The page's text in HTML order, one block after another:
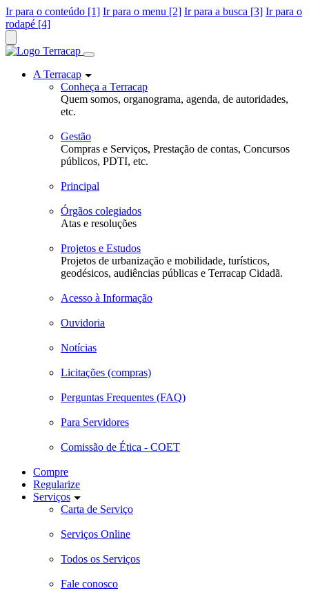
Ir para o conteúdo [1] Ir para o menu [2] Ir para a busca [3] Ir para o
rodapé [4]
A Terracap
Conheça a Terracap
Quem somos, organograma, agenda, de autoridades,
etc.
Gestão
Compras e Serviços, Prestação de contas, Concursos
públicos, PDTI, etc.
Principal
Órgãos colegiados
Atas e resoluções
Projetos e Estudos
Projetos de urbanização e mobilidade, turísticos,
geodésicos, audiências públicas e Terracap Cidadã.
Acesso à Informação
Ouvidoria
Notícias
Licitações (compras)
Perguntas Frequentes (FAQ)
Para Servidores
Comissão de Ética - COET
Compre
Regularize
Serviços
Carta de Serviço
Serviços Online
Todos os Serviços
Fale conosco